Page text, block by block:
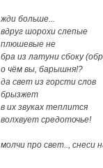
жди больше...
вдруг шорохи слепые
плюшевые не
бра из латуни сбоку
о чём вы, барышня!?
да свет из горсти слов
брызжет
в их звуках теплится
волхвует средоточье!
молчи про свет.., снеси